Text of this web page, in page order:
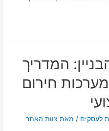
המדריך
חירום
לעסקים / מאת צוות האתר